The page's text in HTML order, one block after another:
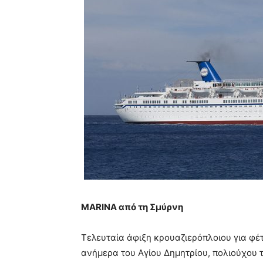
ΜARINA από τη Σμύρνη
Τελευταία άφιξη κρουαζιερόπλοιου για
ανήμερα του Αγίου Δημητρίου, πολιούχου